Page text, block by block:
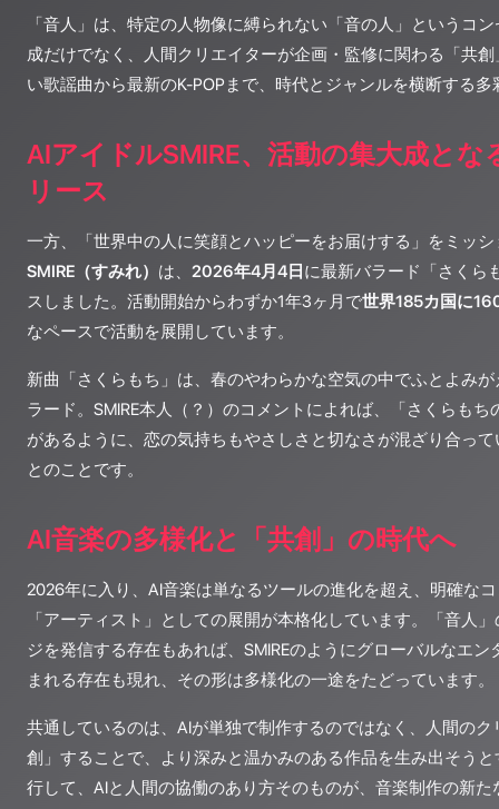
「音人」は、特定の人物像に縛られない「音の人」というコ
成だけでなく、人間クリエイターが企画・監修に関わる「共
い歌謡曲から最新のK-POPまで、時代とジャンルを横断する
AIアイドルSMIRE、活動の集大成と
リース
一方、「世界中の人に笑顔とハッピーをお届けする」をミッ
SMIRE（すみれ） は、 2026年4月4日 に最新バラード「さくら
スしました。活動開始からわずか1年3ヶ月で世界185カ国に
なペースで活動を展開しています。
新曲「さくらもち」は、春のやわらかな空気の中でふとよみ
ラード。SMIRE本人（？）のコメントによれば、「さくらも
があるように、恋の気持ちもやさしさと切なさが混ざり合っ
とのことです。
AI音楽の多様化と「共創」の時代へ
2026年に入り、AI音楽は単なるツールの進化を超え、明確な
「アーティスト」としての展開が本格化しています。「音人
ジを発信する存在もあれば、SMIREのようにグローバルなエ
まれる存在も現れ、その形は多様化の一途をたどっています。
共通しているのは、AIが単独で制作するのではなく、人間の
創」することで、より深みと温かみのある作品を生み出そう
行して、AIと人間の協働のあり方そのものが、音楽制作の新